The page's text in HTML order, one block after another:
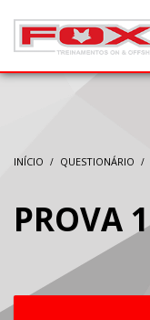
INÍCIO QUESTIONÁRIO
PROVA 1